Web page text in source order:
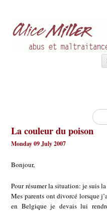
La couleur du poison
Monday 09 July 2007
Bonjour,
Pour résumer la situation: je suis
Mes parents ont divorcé lorsque
en Belgique je devais lui